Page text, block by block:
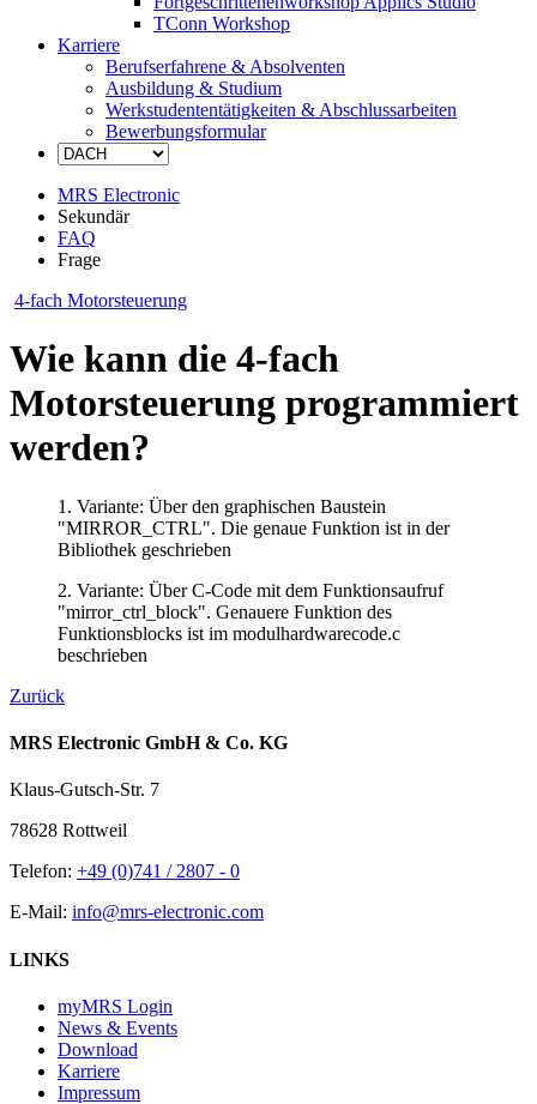
TConn Workshop
Karriere
Berufserfahrene & Absolventen
Ausbildung & Studium
Werkstudententätigkeiten & Abschlussarbeiten
Bewerbungsformular
MRS Electronic
Sekundär
FAQ
Frage
4-fach Motorsteuerung
Wie kann die 4-fach
Motorsteuerung programmiert
werden?
1. Variante: Über den graphischen Baustein
"MIRROR_CTRL". Die genaue Funktion ist in der
Bibliothek geschrieben
2. Variante: Über C-Code mit dem Funktionsaufruf
"mirror_ctrl_block". Genauere Funktion des
Funktionsblocks ist im modulhardwarecode.c
beschrieben
Zurück
MRS Electronic GmbH & Co. KG
Klaus-Gutsch-Str. 7
78628 Rottweil
Telefon: +49 (0)741 / 2807 - 0
E-Mail: info@mrs-electronic.com
LINKS
myMRS Login
News & Events
Download
Karriere
Impressum